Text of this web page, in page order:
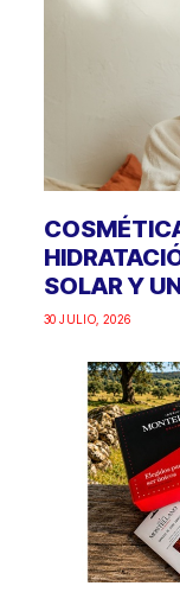
SOLAR Y
30 JULIO, 2026